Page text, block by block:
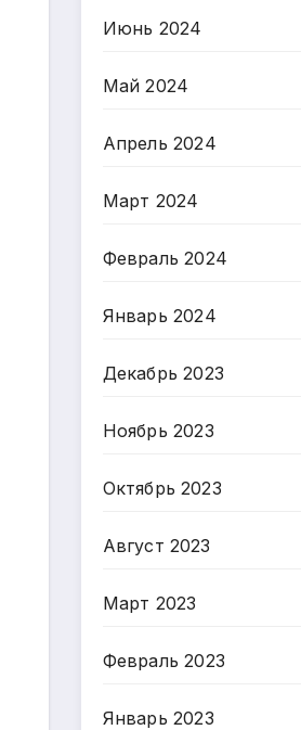
Июнь 2024
Май 2024
Апрель 2024
Март 2024
Февраль 2024
Январь 2024
Декабрь 2023
Ноябрь 2023
Октябрь 2023
Август 2023
Март 2023
Февраль 2023
Январь 2023